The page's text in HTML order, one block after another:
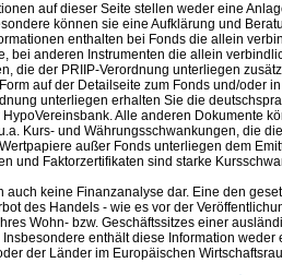
auf dieser Seite stellen weder eine
können sie eine Aufklärung und
enthalten bei Fonds die allein
bei anderen Instrumenten die allein
die der PRIIP-Verordnung unterliegen
auf der Detailseite zum Fonds und/oder
unterliegen erhalten Sie die
Alle anderen Dokumente
Kurs- und Währungsschwankungen, die
außer Fonds unterliegen dem
und Faktorzertifikaten sind starke
auch keine Finanzanalyse dar. Eine den
des Handels - wie es vor der
Wohn- bzw. Geschäftssitzes einer
enthält diese Information
der Länder im Europäischen